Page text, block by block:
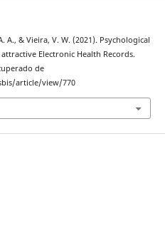
A., & Vieira, V. W. (2021). Psychological
Electronic Health Records.
de
article/view/770